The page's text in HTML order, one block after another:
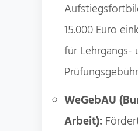
15.000 Euro
für Lehrgangs-
WeGebAU
Arbeit):